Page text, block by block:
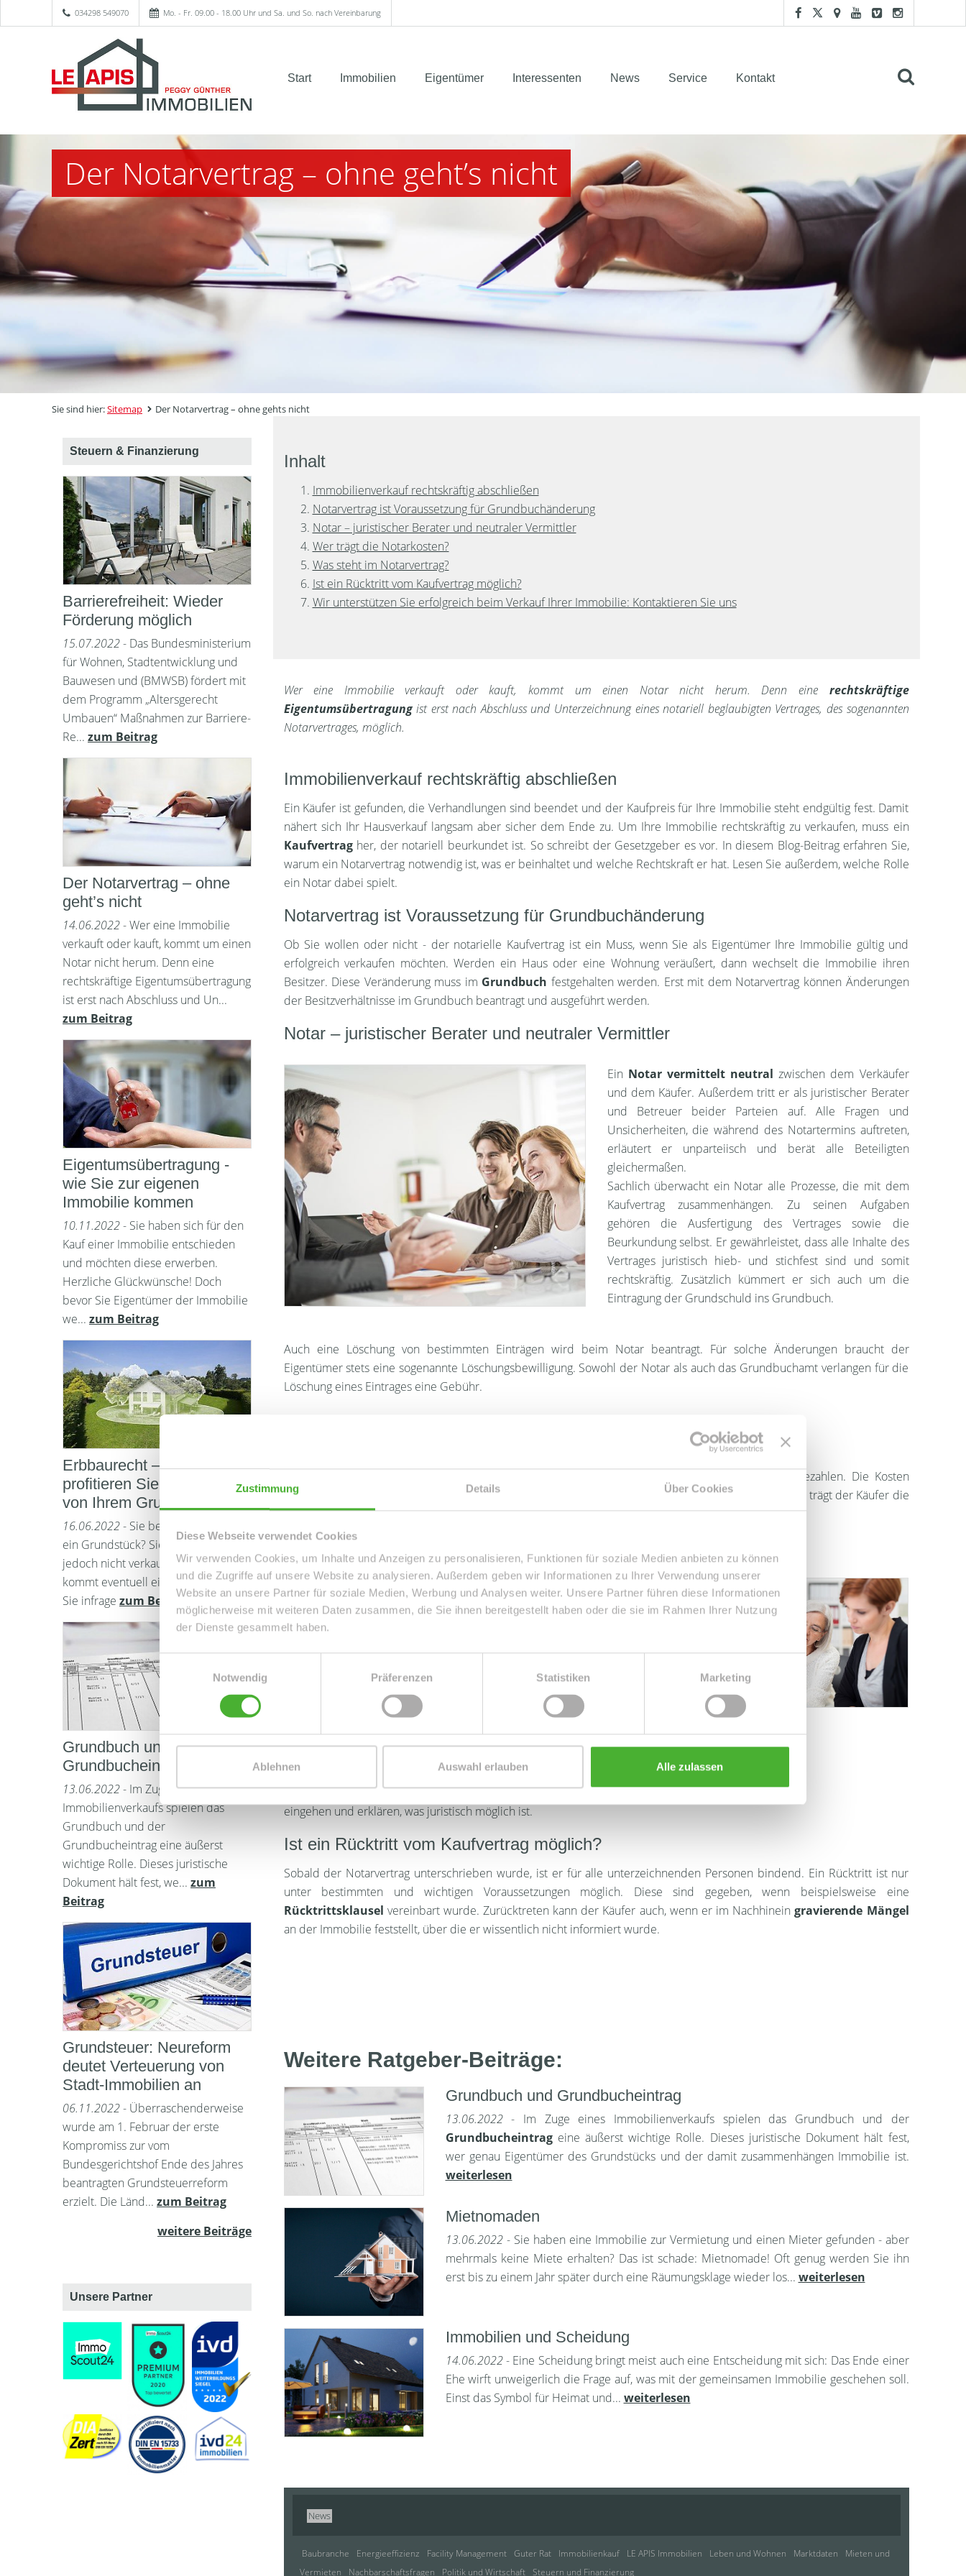
Zustimmung Details Über Cookies
Diese Webseite verwendet Cookies
Wir verwenden Cookies, um Inhalte und Anzeigen zu personalisieren, Funktionen für soziale Medien anbieten zu können
und die Zugriffe auf unsere Website zu analysieren. Außerdem geben wir Informationen zu Ihrer Verwendung unserer
Website an unsere Partner für soziale Medien, Werbung und Analysen weiter. Unsere Partner führen diese Informationen
möglicherweise mit weiteren Daten zusammen, die Sie ihnen bereitgestellt haben oder die sie im Rahmen Ihrer Nutzung
der Dienste gesammelt haben.
Einwilligungsauswahl
Notwendig
Präferenzen Statistiken Marketing
Ablehnen Auswahl erlauben Alle zulassen
034298 549070 Mo. - Fr. 09.00 - 18.00 Uhr und Sa. und So. nach Vereinbarung
Start Immobilien Eigentümer Interessenten News Service Kontakt
Der Notarvertrag – ohne geht’s nicht
Sie sind hier:Sitemap Der Notarvertrag – ohne gehts nicht
Steuern & Finanzierung
Barrierefreiheit: Wieder
Förderung möglich
15.07.2022- Das Bundesministerium
für Wohnen, Stadtentwicklung und
Bauwesen und (BMWSB) fördert mit
dem Programm „Altersgerecht
Umbauen“ Maßnahmen zur Barriere-
Re... zum Beitrag
Der Notarvertrag – ohne
geht’s nicht
14.06.2022- Wer eine Immobilie
verkauft oder kauft, kommt um einen
Notar nicht herum. Denn eine
rechtskräftige Eigentumsübertragung
ist erst nach Abschluss und Un...
zum Beitrag
Eigentumsübertragung -
wie Sie zur eigenen
Immobilie kommen
10.11.2022- Sie haben sich für den
Kauf einer Immobilie entschieden
und möchten diese erwerben.
Herzliche Glückwünsche! Doch
bevor Sie Eigentümer der Immobilie
we... zum Beitrag
Erbbaurecht – So
profitieren Sie dauerhaft
von Ihrem Grundstück
16.06.2022- Sie besitzen in Taucha
ein Grundstück? Sie möchten es
jedoch nicht verkaufen? Dann
kommt eventuell ein Erbbaurecht für
Sie infrage zum Beitrag
Grundbuch und
Grundbucheintrag
13.06.2022- Im Zuge eines
Immobilienverkaufs spielen das
Grundbuch und der
Grundbucheintrag eine äußerst
wichtige Rolle. Dieses juristische
Dokument hält fest, we... zum
Beitrag
Grundsteuer: Neureform
deutet Verteuerung von
Stadt-Immobilien an
06.11.2022- Überraschenderweise
wurde am 1. Februar der erste
Kompromiss zur vom
Bundesgerichtshof Ende des Jahres
beantragten Grundsteuerreform
erzielt. Die Länd... zum Beitrag
weitere Beiträge
Unsere Partner
Inhalt
Immobilienverkauf rechtskräftig abschließen
Notarvertrag ist Voraussetzung für Grundbuchänderung
Notar – juristischer Berater und neutraler Vermittler
Wer trägt die Notarkosten?
Was steht im Notarvertrag?
Ist ein Rücktritt vom Kaufvertrag möglich?
Wir unterstützen Sie erfolgreich beim Verkauf Ihrer Immobilie: Kontaktieren Sie uns
Wer eine Immobilie verkauft oder kauft, kommt um einen Notar nicht herum. Denn eine rechtskräftige
Eigentumsübertragungist erst nach Abschluss und Unterzeichnung eines notariell beglaubigten Vertrages, des sogenannten
Notarvertrages, möglich.
Immobilienverkauf rechtskräftig abschließen
Ein Käufer ist gefunden, die Verhandlungen sind beendet und der Kaufpreis für Ihre Immobilie steht endgültig fest. Damit
nähert sich Ihr Hausverkauf langsam aber sicher dem Ende zu. Um Ihre Immobilie rechtskräftig zu verkaufen, muss ein
Kaufvertrag her, der notariell beurkundet ist. So schreibt der Gesetzgeber es vor. In diesem Blog-Beitrag erfahren Sie,
warum ein Notarvertrag notwendig ist, was er beinhaltet und welche Rechtskraft er hat. Lesen Sie außerdem, welche Rolle
ein Notar dabei spielt.
Notarvertrag ist Voraussetzung für Grundbuchänderung
Ob Sie wollen oder nicht - der notarielle Kaufvertrag ist ein Muss, wenn Sie als Eigentümer Ihre Immobilie gültig und
erfolgreich verkaufen möchten. Werden ein Haus oder eine Wohnung veräußert, dann wechselt die Immobilie ihren
Besitzer. Diese Veränderung muss im Grundbuch festgehalten werden. Erst mit dem Notarvertrag können Änderungen
der Besitzverhältnisse im Grundbuch beantragt und ausgeführt werden.
Notar – juristischer Berater und neutraler Vermittler
Ein Notar vermittelt neutral zwischen dem Verkäufer
und dem Käufer. Außerdem tritt er als juristischer Berater
und Betreuer beider Parteien auf. Alle Fragen und
Unsicherheiten, die während des Notartermins auftreten,
erläutert er unparteiisch und berät alle Beteiligten
gleichermaßen.
Sachlich überwacht ein Notar alle Prozesse, die mit dem
Kaufvertrag zusammenhängen. Zu seinen Aufgaben
gehören die Ausfertigung des Vertrages sowie die
Beurkundung selbst. Er gewährleistet, dass alle Inhalte des
Vertrages juristisch hieb- und stichfest sind und somit
rechtskräftig. Zusätzlich kümmert er sich auch um die
Eintragung der Grundschuld ins Grundbuch.
Auch eine Löschung von bestimmten Einträgen wird beim Notar beantragt. Für solche Änderungen braucht der
Eigentümer stets eine sogenannte Löschungsbewilligung. Sowohl der Notar als auch das Grundbuchamt verlangen für die
Löschung eines Eintrages eine Gebühr.
Alle Tätigkeiten, die er im Zusammenhang mit dem Kaufvertrag vornimmt, lässt sich ein Notar bezahlen. Die Kosten
belaufen sich aktuell auf etwa
2 % des Kaufpreises
. Die Höhe variiert je nach Immobilie. In der Regel trägt der Käufer die
Notarkosten. Aus juristischer Sicht sind jedoch Käufer und Verkäufer gleichermaßen haftbar.
Was steht im Notarvertrag?
Zahlreiche Standardsätze und viele Paragraphen nehmen den größten Teil des
Vertrages ein. Zusätzlich werden Informationen zur Immobilie, zu den
Vertragsparteien oder etwa zur
zugeschickt. So haben beide Parteien Zeit, sämtliche Vertragsinhalte in Ruhe zu
lesen und zu überprüfen.
Während desNotarterminsliest der Notar den ganzen Vertrag Wort für Wort
bitten und kurzfristige Änderungswünsche zu äußern. Treten währenddessen
weitere Fragen und Unsicherheiten auf, so wird der Notar beratend darauf
eingehen und erklären, was juristisch möglich ist.
Ist ein Rücktritt vom Kaufvertrag möglich?
Sobald der Notarvertrag unterschrieben wurde, ist er für alle unterzeichnenden Personen bindend. Ein Rücktritt ist nur
unter bestimmten und wichtigen Voraussetzungen möglich. Diese sind gegeben, wenn beispielsweise eine
Rücktrittsklausel vereinbart wurde. Zurücktreten kann der Käufer auch, wenn er im Nachhineingravierende Mängel
an der Immobilie feststellt, über die er wissentlich nicht informiert wurde.
Weitere Ratgeber-Beiträge:
Grundbuch und Grundbucheintrag
13.06.2022- Im Zuge eines Immobilienverkaufs spielen das Grundbuch und der
Grundbucheintrag eine äußerst wichtige Rolle. Dieses juristische Dokument hält fest,
wer genau Eigentümer des Grundstücks und der damit zusammenhängen Immobilie ist.
weiterlesen
Mietnomaden
13.06.2022- Sie haben eine Immobilie zur Vermietung und einen Mieter gefunden - aber
mehrmals keine Miete erhalten? Das ist schade: Mietnomade! Oft genug werden Sie ihn
erst bis zu einem Jahr später durch eine Räumungsklage wieder los... weiterlesen
Immobilien und Scheidung
14.06.2022- Eine Scheidung bringt meist auch eine Entscheidung mit sich: Das Ende einer
Ehe wirft unweigerlich die Frage auf, was mit der gemeinsamen Immobilie geschehen soll.
Einst das Symbol für Heimat und... weiterlesen
News
Baubranche Energieeffizienz Facility Management Guter Rat Immobilienkauf LE APIS Immobilien Leben und Wohnen Marktdaten
Mieten und
Vermieten
Nachbarschaftsfragen Politik und Wirtschaft Steuern und Finanzierung